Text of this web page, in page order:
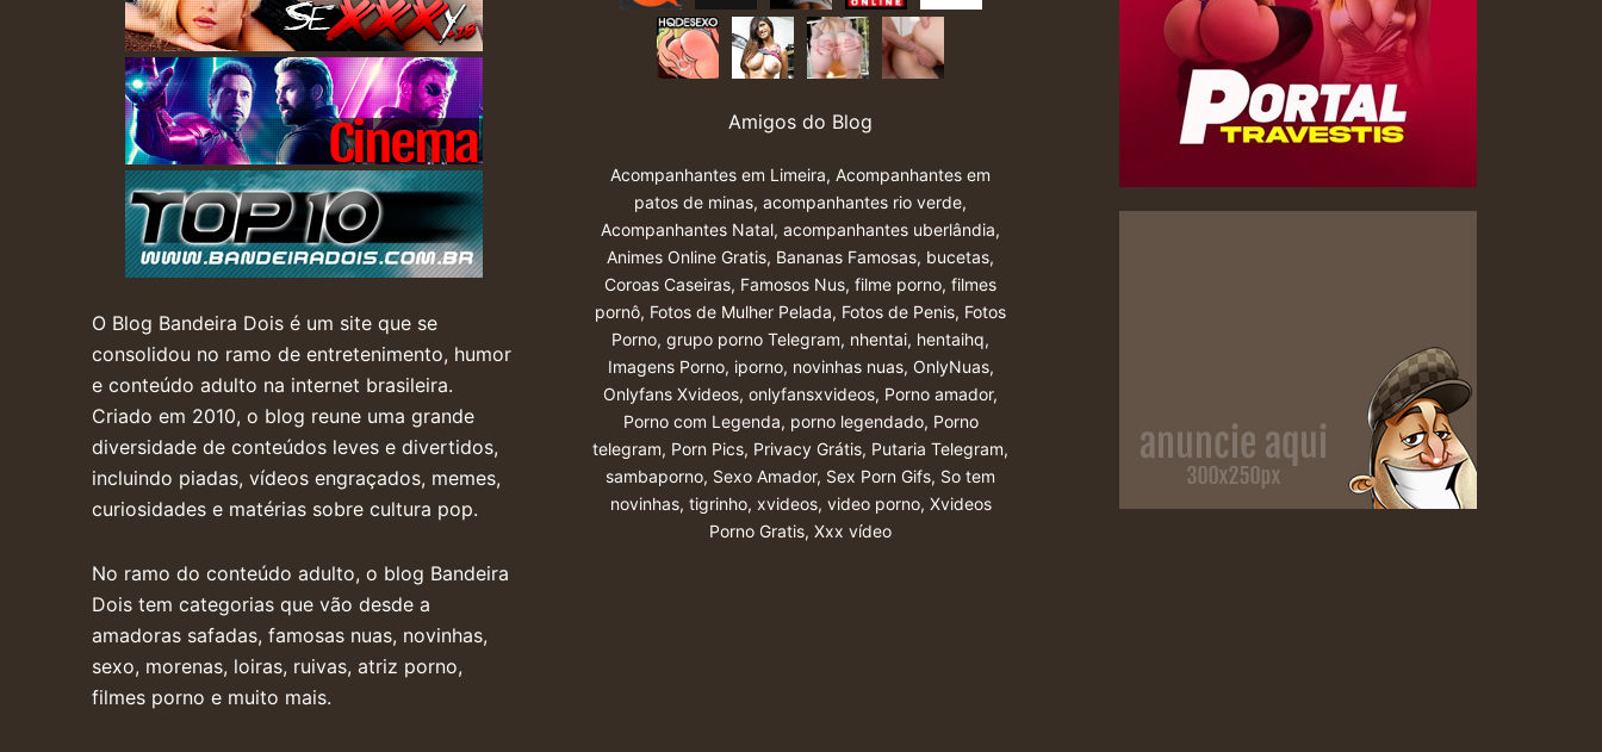
O Blog Bandeira Dois é um site que se
consolidou no ramo de entretenimento, humor
e conteúdo adulto na internet brasileira.
Criado em 2010, o blog reune uma grande
diversidade de conteúdos leves e divertidos,
incluindo piadas, vídeos engraçados, memes,
curiosidades e matérias sobre cultura pop.
No ramo do conteúdo adulto, o blog Bandeira
Dois tem categorias que vão desde a
amadoras safadas, famosas nuas, novinhas,
sexo, morenas, loiras, ruivas, atriz porno,
filmes porno e muito mais.
Amigos do Blog
Acompanhantes em Limeira,Acompanhantes em
patos de minas,acompanhantes rio verde,
Acompanhantes Natal,acompanhantes uberlândia,
Animes Online Gratis, Bananas Famosas, bucetas,
Coroas Caseiras, Famosos Nus,filme porno,filmes
pornô, Fotos de Mulher Pelada, Fotos de Penis, Fotos
Porno,grupo porno Telegram, nhentai, hentaihq,
Imagens Porno, iporno, novinhas nuas, OnlyNuas,
Onlyfans Xvideos,onlyfansxvideos, Porno amador,
Porno com Legenda, porno legendado, Porno
telegram, Porn Pics, Privacy Grátis, Putaria Telegram,
sambaporno, Sexo Amador, Sex Porn Gifs, So tem
novinhas, tigrinho, xvideos, video porno, Xvideos
Porno Gratis,Xxx vídeo